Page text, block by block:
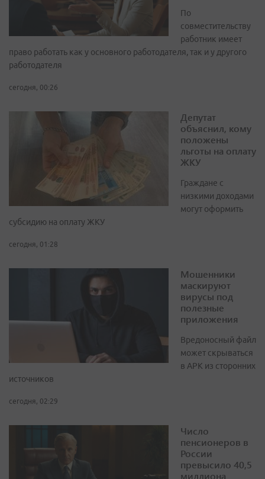
По
совместительству
работник имеет
право работать как у основного работодателя, так и у другого
работодателя
сегодня, 00:26
Депутат
объяснил, кому
положены
льготы на оплату
ЖКУ
Граждане с
низкими доходами
могут оформить
субсидию на оплату ЖКУ
сегодня, 01:28
Мошенники
маскируют
вирусы под
полезные
приложения
Вредоносный файл
может скрываться
в APK из сторонних
источников
сегодня, 02:29
Число
пенсионеров в
России
превысило 40,5
миллиона